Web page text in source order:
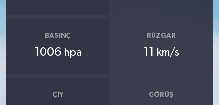
BASINÇ
1006 hpa
RÜZGAR
11 km/s
ÇIY GÖRÜŞ